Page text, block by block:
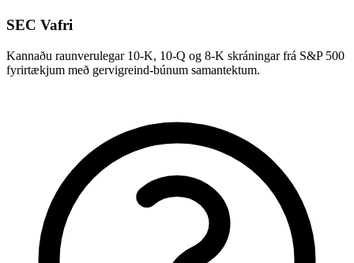
SEC Vafri
Kannaðu raunverulegar 10-K, 10-Q og 8-K skráningar frá S&P 500
fyrirtækjum með gervigreind-búnum samantektum.